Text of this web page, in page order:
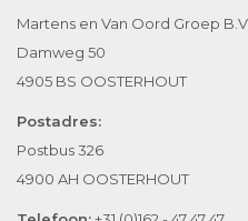
Martens en Van Oord Groep B.V.
Damweg 50
4905 BS OOSTERHOUT
Postadres:
Postbus 326
4900 AH OOSTERHOUT